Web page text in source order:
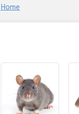
Home